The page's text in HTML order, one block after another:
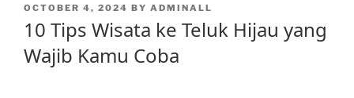
POSTED
OCTOBER 4, 2024 BY ADMINALL
10 Tips Wisata ke Teluk Hijau yang
Wajib Kamu Coba